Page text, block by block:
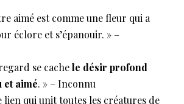
aimé est comme une fleur qui a
éclore et s’épanouir. » –
se cachele désir profond
et aimé. » – Inconnu
lien qui unit toutes les créatures de